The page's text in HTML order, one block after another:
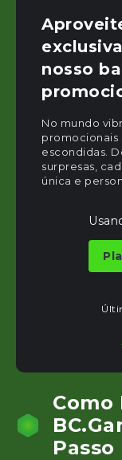
nosso
No mundo
promocionais
escondidas.
surpresas,
única e
Como
Passo